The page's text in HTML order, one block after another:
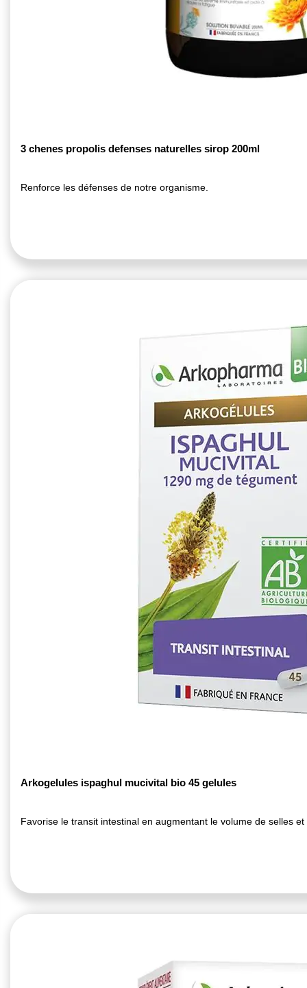
3 chenes propolis defenses naturelles sirop 200ml
Renforce les défenses de notre organisme.
Arkogelules ispaghul mucivital bio 45 gelules
Favorise le transit intestinal en augmentant le volume de selles